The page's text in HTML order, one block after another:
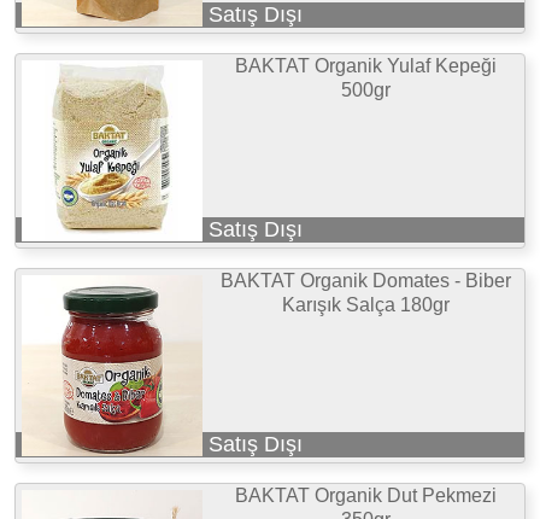
Satış Dışı
BAKTAT Organik Yulaf Kepeği
500gr
Satış Dışı
BAKTAT Organik Domates - Biber
Karışık Salça 180gr
Satış Dışı
BAKTAT Organik Dut Pekmezi